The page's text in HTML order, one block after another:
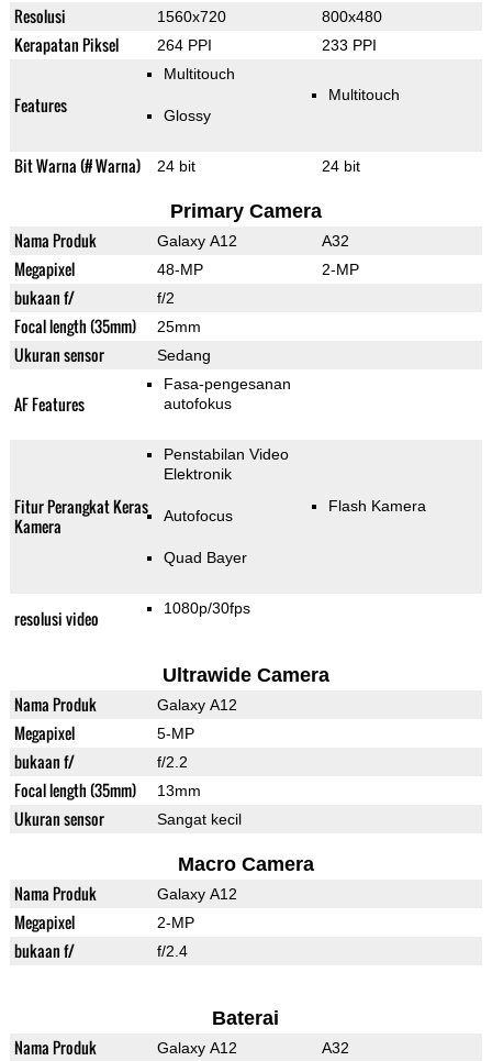
Resolusi 1560x720 800x480
Kerapatan Piksel 264 PPI 233 PPI
Features
Multitouch
Glossy
Multitouch
Bit Warna (# Warna) 24 bit 24 bit
Primary Camera
Nama Produk Galaxy A12 A32
Megapixel 48-MP 2-MP
bukaan f/ f/2
Focal length (35mm) 25mm
Ukuran sensor Sedang
AF Features
Fasa-pengesanan
autofokus
Fitur Perangkat Keras
Kamera
Penstabilan Video
Elektronik
Autofocus
Quad Bayer
Flash Kamera
resolusi video 1080p/30fps
Ultrawide Camera
Nama Produk Galaxy A12
Megapixel 5-MP
bukaan f/ f/2.2
Focal length (35mm) 13mm
Ukuran sensor Sangat kecil
Macro Camera
Nama Produk Galaxy A12
Megapixel 2-MP
bukaan f/ f/2.4
Baterai
Nama Produk Galaxy A12 A32